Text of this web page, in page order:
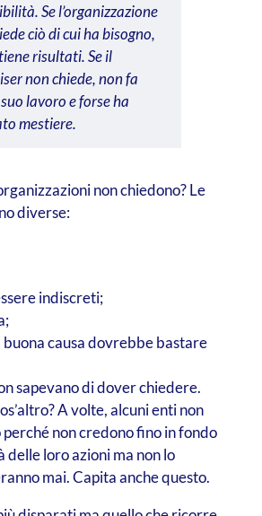
Se l’organizzazione
ciò di cui ha bisogno,
risultati. Se il
non chiede, non fa
lavoro e forse ha
mestiere.
non chiedono? Le
diverse:
indiscreti;
buona causa dovrebbe bastare
sapevano di dover chiedere.
A volte, alcuni enti non
non credono fino in fondo
delle loro azioni ma non lo
mai. Capita anche questo.